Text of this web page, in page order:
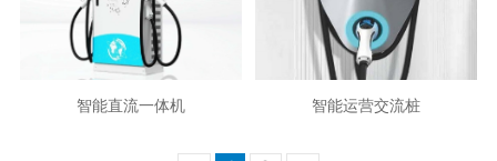
智能直流一体机 智能运营交流桩